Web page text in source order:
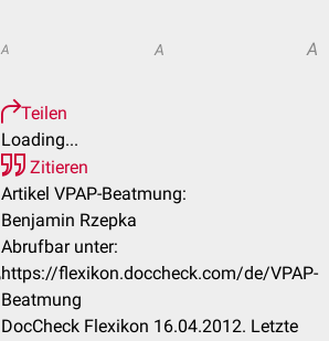
A A A
Teilen
Loading...
Zitieren
Artikel VPAP-Beatmung:
Benjamin Rzepka
Abrufbar unter:
https://flexikon.doccheck.com/de/VPAP-
Beatmung
DocCheck Flexikon 16.04.2012. Letzte